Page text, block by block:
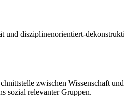
und disziplinen­orientiert-
zwischen Wissenschaft
sozial relevanter Gruppen.